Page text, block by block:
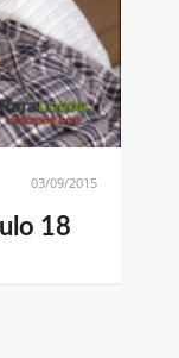
03/09/2015
18